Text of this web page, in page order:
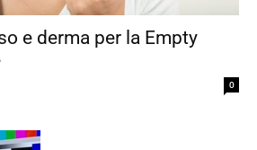
e derma per la Empty
0